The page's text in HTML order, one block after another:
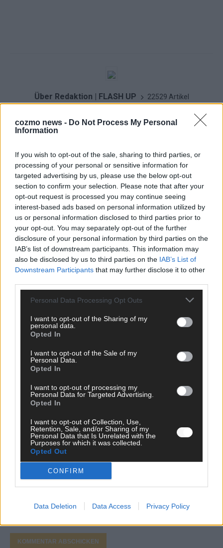
cozmo news - Do Not Process My Personal
Information
If you wish to opt-out of the sale, sharing to third parties, or
processing of your personal or sensitive information for
targeted advertising by us, please use the below opt-out
section to confirm your selection. Please note that after your
opt-out request is processed you may continue seeing
interest-based ads based on personal information utilized by
us or personal information disclosed to third parties prior to
your opt-out. You may separately opt-out of the further
disclosure of your personal information by third parties on the
IAB’s list of downstream participants. This information may
also be disclosed by us to third parties on the IAB’s List of
Downstream Participants that may further disclose it to other
Personal Data Processing Opt Outs
I want to opt-out of the Sharing of my
personal data.
Opted In
I want to opt-out of the Sale of my
Personal Data.
Opted In
I want to opt-out of processing my
Personal Data for Targeted Advertising.
Opted In
I want to opt-out of Collection, Use,
Retention, Sale, and/or Sharing of my
Personal Data that Is Unrelated with the
Purposes for which it was collected.
Opted Out
CONFIRM
Data Deletion Data Access Privacy Policy
Über Redaktion | FLASH UP 22529 Artikel
Hier schreiben, posten und kuratieren unsere Redakteur alles,
was euch wirklich interessiert! Wir sind das Team hinter den
News, Storys und Videos, die ihr auf FLASH UP seht. Ob
oder crazy Trends – wir checken alles für euch, filtern das
Wichtigste raus und bringen’s auf den Punkt.
KOMMENTARE
Hinterlasse einen Kommentar
Wir freuen uns auf deinen Beitrag!
Diskutiere mit und teile deine
Perspektive. Mit * gekennzeichnete Angaben sind Pflichtfelder.
Bitte nutze deinen Klarnamen (Vor- und Nachname) und eine
gültige E-Mail-Adresse (wird nicht veröffentlicht). Wir prüfen
respektieren, werden freigeschaltet; Hassrede, Beleidigungen,
Hetze, Spam oder Werbung werden nicht veröffentlicht. Es
Kommentar
Vor- und Nachname
Benachrichtige mich über nachfolgende Kommentare via E-